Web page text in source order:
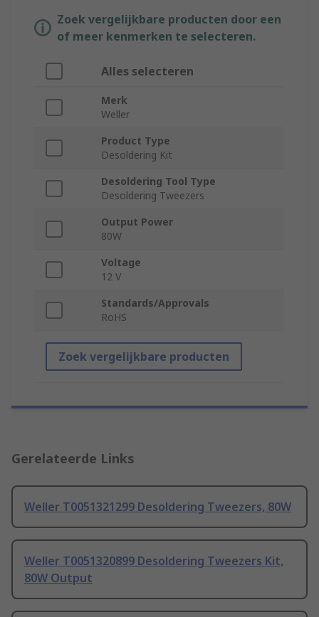
Zoek vergelijkbare producten door een
of meer kenmerken te selecteren.
Alles selecteren
Merk
Weller
Product Type
Desoldering Kit
Desoldering Tool Type
Desoldering Tweezers
Output Power
80W
Voltage
12 V
Standards/Approvals
RoHS
Zoek vergelijkbare producten
Gerelateerde Links
Weller T0051321299 Desoldering Tweezers, 80W
Weller T0051320899 Desoldering Tweezers Kit,
80W Output